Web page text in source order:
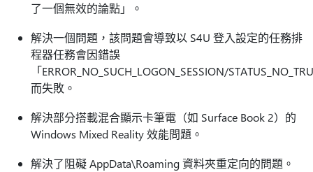
了一個無效的論點」。
解決一個問題，該問題會導致以 S4U 登入設定的任務排
程器任務會因錯誤
「ERROR_NO_SUCH_LOGON_SESSION/
而失敗。
解決部分搭載混合顯示卡筆電（如 Surface Book 2）的
Windows Mixed Reality 效能問題。
解決了阻礙 AppData\Roaming 資料夾重定向的問題。